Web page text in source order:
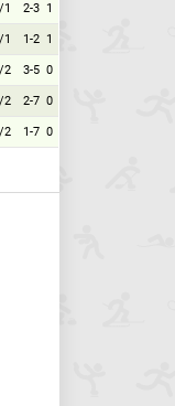
2-3 1
1-2 1
2 3-5 0
2 2-7 0
2 1-7 0